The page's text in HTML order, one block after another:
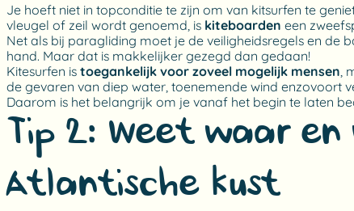
Je hoeft niet in topconditie te zijn om van kitsurfen te
vleugel of zeil wordt genoemd, is kiteboarden een
Net als bij paragliding moet je de veiligheidsregels en de
hand. Maar dat is makkelijker gezegd dan gedaan!
Kitesurfen is toegankelijk voor zoveel mogelijk mensen ,
de gevaren van diep water, toenemende wind enzovoort
Daarom is het belangrijk om je vanaf het begin te laten
Tip 2: Weet waar
Atlantische kust